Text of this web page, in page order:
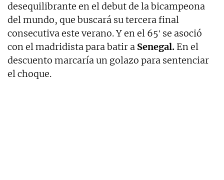
desequilibrante en el debut de la bicampeona
del mundo, que buscará su tercera final
consecutiva este verano. Y en el 65′ se asoció
con el madridista para batir a Senegal. En el
descuento marcaría un golazo para sentenciar
el choque.